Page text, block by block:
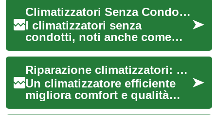
moderna ed efficien...
Climatizzatori Senza Condotti: Una Guida Completa al Comfort Moderno
I climatizzatori senza
condotti, noti anche come
sistemi mini-split,
rappresentano una soluzione
innovativa per il co...
Riparazione climatizzatori: guida pratica alla manutenzione e pulizia
Un climatizzatore efficiente
migliora comfort e qualità
dell'aria in casa o in ufficio,